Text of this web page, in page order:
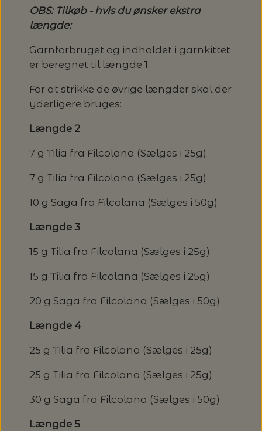
OBS: Tilkøb - hvis du ønsker ekstra
længde:
Garnforbruget og indholdet i garnkittet
er beregnet til længde 1.
For at strikke de øvrige længder skal der
yderligere bruges:
Længde 2
7 g Tilia fra Filcolana (Sælges i 25g)
7 g Tilia fra Filcolana (Sælges i 25g)
10 g Saga fra Filcolana (Sælges i 50g)
Længde 3
15 g Tilia fra Filcolana (Sælges i 25g)
15 g Tilia fra Filcolana (Sælges i 25g)
20 g Saga fra Filcolana (Sælges i 50g)
Længde 4
25 g Tilia fra Filcolana (Sælges i 25g)
25 g Tilia fra Filcolana (Sælges i 25g)
30 g Saga fra Filcolana (Sælges i 50g)
Længde 5